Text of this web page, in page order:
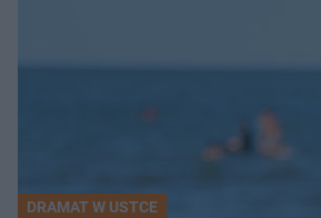
DRAMAT W USTCE